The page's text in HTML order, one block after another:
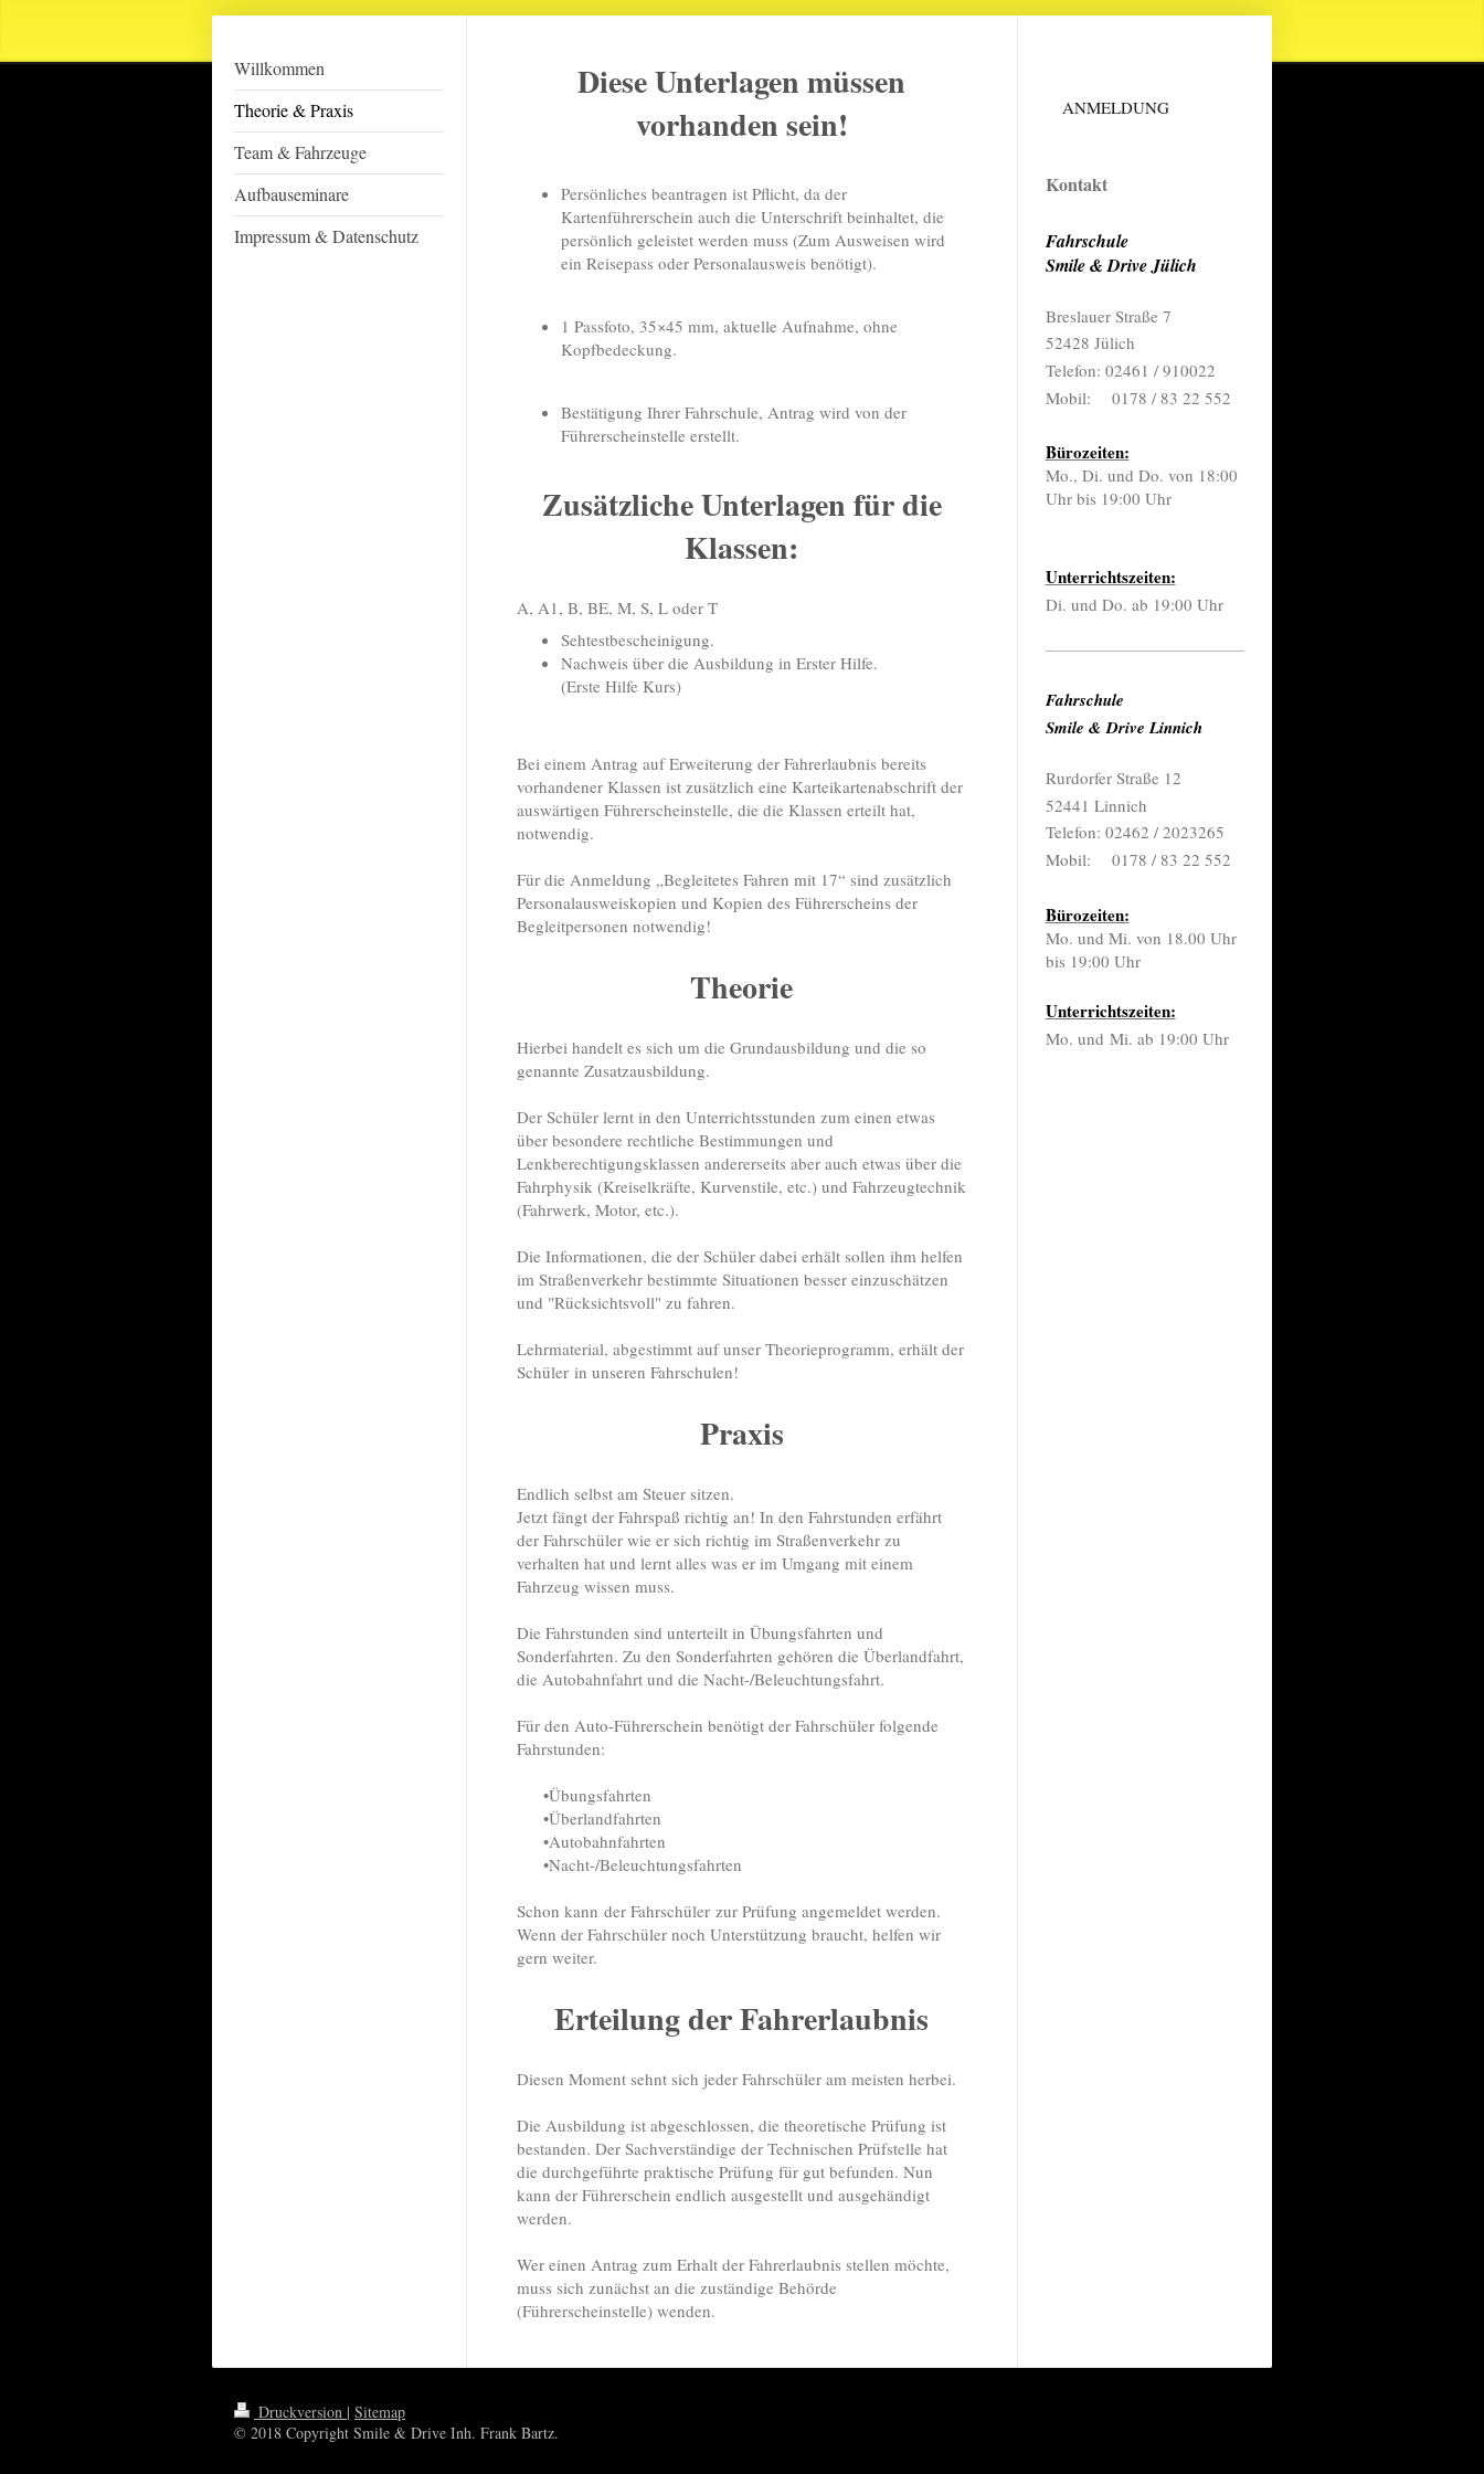
Willkommen
Theorie & Praxis
Team & Fahrzeuge
Aufbauseminare
Impressum & Datenschutz
Diese Unterlagen müssen
vorhanden sein!
Persönliches beantragen ist Pflicht, da der
Kartenführerschein auch die Unterschrift beinhaltet, die
persönlich geleistet werden muss (Zum Ausweisen wird
ein Reisepass oder Personalausweis benötigt).
1 Passfoto, 35×45 mm, aktuelle Aufnahme, ohne
Kopfbedeckung.
Bestätigung Ihrer Fahrschule, Antrag wird von der
Führerscheinstelle erstellt.
Zusätzliche Unterlagen für die
Klassen:
A, A1, B, BE, M, S, L oder T
Sehtestbescheinigung.
Nachweis über die Ausbildung in Erster Hilfe.
(Erste Hilfe Kurs)
Bei einem Antrag auf Erweiterung der Fahrerlaubnis bereits
vorhandener Klassen ist zusätzlich eine Karteikartenabschrift der
auswärtigen Führerscheinstelle, die die Klassen erteilt hat,
notwendig.
Für die Anmeldung „Begleitetes Fahren mit 17“ sind zusätzlich
Personalausweiskopien und Kopien des Führerscheins der
Begleitpersonen notwendig!
Theorie
Hierbei handelt es sich um die Grundausbildung und die so
genannte Zusatzausbildung.
Der Schüler lernt in den Unterrichtsstunden zum einen etwas
über besondere rechtliche Bestimmungen und
Lenkberechtigungsklassen andererseits aber auch etwas über die
Fahrphysik (Kreiselkräfte, Kurvenstile, etc.) und Fahrzeugtechnik
(Fahrwerk, Motor, etc.).
Die Informationen, die der Schüler dabei erhält sollen ihm helfen
im Straßenverkehr bestimmte Situationen besser einzuschätzen
und "Rücksichtsvoll" zu fahren.
Lehrmaterial, abgestimmt auf unser Theorieprogramm, erhält der
Schüler in unseren Fahrschulen!
Praxis
Endlich selbst am Steuer sitzen.
Jetzt fängt der Fahrspaß richtig an! In den Fahrstunden erfährt
der Fahrschüler wie er sich richtig im Straßenverkehr zu
verhalten hat und lernt alles was er im Umgang mit einem
Fahrzeug wissen muss.
Die Fahrstunden sind unterteilt in Übungsfahrten und
Sonderfahrten. Zu den Sonderfahrten gehören die Überlandfahrt,
die Autobahnfahrt und die Nacht-/Beleuchtungsfahrt.
Für den Auto-Führerschein benötigt der Fahrschüler folgende
Fahrstunden:
•Übungsfahrten
•Überlandfahrten
•Autobahnfahrten
•Nacht-/Beleuchtungsfahrten
Schon kann der Fahrschüler zur Prüfung angemeldet werden.
Wenn der Fahrschüler noch Unterstützung braucht, helfen wir
gern weiter.
Erteilung der Fahrerlaubnis
Diesen Moment sehnt sich jeder Fahrschüler am meisten herbei.
Die Ausbildung ist abgeschlossen, die theoretische Prüfung ist
bestanden. Der Sachverständige der Technischen Prüfstelle hat
die durchgeführte praktische Prüfung für gut befunden. Nun
kann der Führerschein endlich ausgestellt und ausgehändigt
werden.
Wer einen Antrag zum Erhalt der Fahrerlaubnis stellen möchte,
muss sich zunächst an die zuständige Behörde
(Führerscheinstelle) wenden.
ANMELDUNG
Kontakt
Fahrschule
Smile & Drive Jülich
Breslauer Straße 7
52428 Jülich
Telefon: 02461 / 910022
Mobil: 0178 / 83 22 552
Bürozeiten:
Mo., Di. und Do. von 18:00
Uhr bis 19:00 Uhr
Unterrichtszeiten:
Di. und Do. ab 19:00 Uhr
Fahrschule
Smile & Drive Linnich
Rurdorfer Straße 12
52441 Linnich
Telefon: 02462 / 2023265
Mobil: 0178 / 83 22 552
Bürozeiten:
Mo. und Mi. von 18.00 Uhr
bis 19:00 Uhr
Unterrichtszeiten:
Mo. und Mi. ab 19:00 Uhr
Druckversion | Sitemap
© 2018 Copyright Smile & Drive Inh. Frank Bartz.